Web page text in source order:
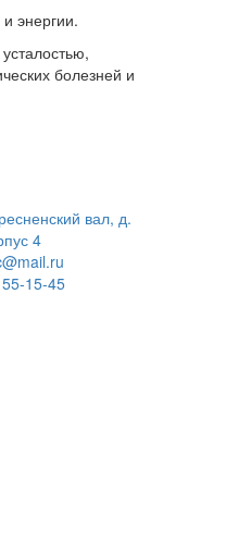
энергии.
болезней и
вал, д.
4
15-45